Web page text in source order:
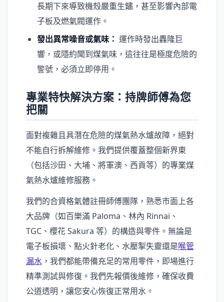
長期下來導致機殼嚴重生鏽，甚至影響內部電
子板及燃氣閥運作。
發出異常噪音或氣味： 運作時發出轟隆巨
響，或隱約聞到煤氣味，這往往是極度危險的
警號，必須立即停用。
專業特快解決方案：持牌師傅為您
把關
面對複雜且具潛在危險的煤氣熱水爐故障，絕對
不能自行拆解維修。我們提供覆蓋整個新界東
（包括沙田、大埔、將軍澳、西貢等）的專業煤
氣熱水爐維修服務。
我們的合資格氣體註冊師傅團隊，熟悉市面上各
大品牌（如百樂滿 Paloma、林內 Rinnai、
TGC、櫻花 Sakura 等）的構造與零件。無論是
電子板損壞、點火針老化、水壓掣失靈還是喉管
漏水 ，我們都能帶備充足的常用零件，即場進行
精準測試與修復。我們先報價後維修，確保收費
公道透明，讓您安心恢復正常用水。